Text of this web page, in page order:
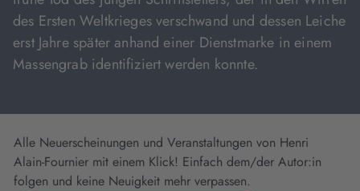
des Ersten Weltkrieges verschwand und dessen Leiche
erst Jahre später anhand einer Dienstmarke in einem
Massengrab identifiziert werden konnte.
Alle Neuerscheinungen und Veranstaltungen von Henri
Alain-Fournier mit einem Klick! Einfach dem/der Autor:in
folgen und keine Neuigkeit mehr verpassen.